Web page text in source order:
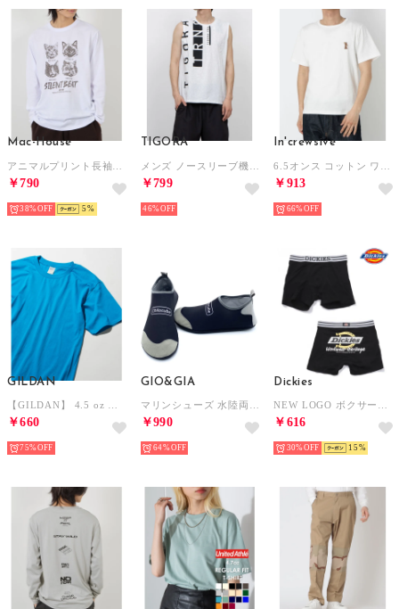
Mac-House
￥790
38% 5
TIGORA
￥799
46%
In'crewsive
￥913
66%
GILDAN
￥660
75%
GIO&GIA
￥990
64%
Dickies
￥616
30% 15